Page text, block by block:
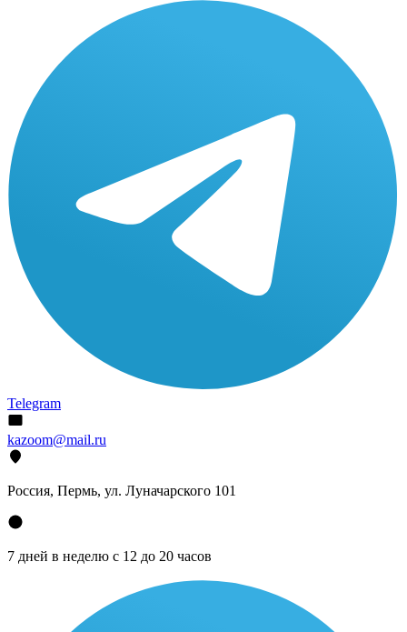
Telegram
kazoom@mail.ru
Россия, Пермь, ул. Луначарского 101
7 дней в неделю с 12 до 20 часов